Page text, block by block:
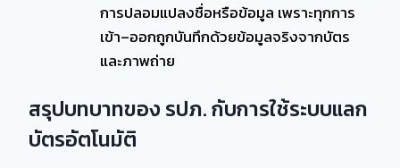
การปลอมแปลงชื่อหรือข้อมูล เพราะทุกการ
เข้า–ออกถูกบันทึกด้วยข้อมูลจริงจากบัตร
และภาพถ่าย
สรุปบทบาทของ รปภ. กับการใช้ระบบแลก
บัตรอัตโนมัติ